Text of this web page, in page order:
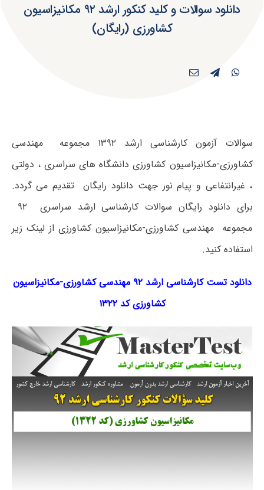
دانلود سوالات و کلید کنکور ارشد ۹۲ مکانیزاسیون
کشاورزی (رایگان)
سوالات آزمون کارشناسی ارشد ۱۳۹۲ مجموعه مهندسی
کشاورزی-مکانیزاسیون کشاورزی دانشگاه های سراسری ، دولتی
، غیرانتفاعی و پیام نور جهت دانلود رایگان تقدیم می گردد.
مجموعه مهندسی کشاورزی-مکانیزاسیون کشاورزی از لینک زیر
استفاده کنید.
دانلود تست کارشناسی ارشد ۹۲ مهندسی کشاورزی-مکانیزاسیون
کشاورزی کد ۱۳۲۲